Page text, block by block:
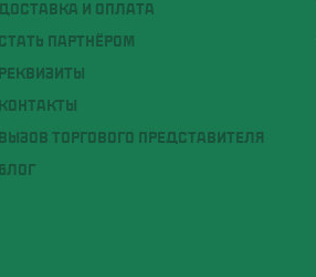
И ОПЛАТА
СТАТЬ ПАРТНЁРОМ
РЕКВИЗИТЫ
КОНТАКТЫ
ВЫЗОВ ТОРГОВОГО ПРЕДСТАВИТЕЛЯ
БЛОГ